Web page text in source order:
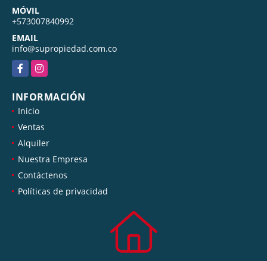
MÓVIL
+573007840992
EMAIL
info@supropiedad.com.co
FacebookInstagram
INFORMACIÓN
Inicio
Ventas
Alquiler
Nuestra Empresa
Contáctenos
Políticas de privacidad